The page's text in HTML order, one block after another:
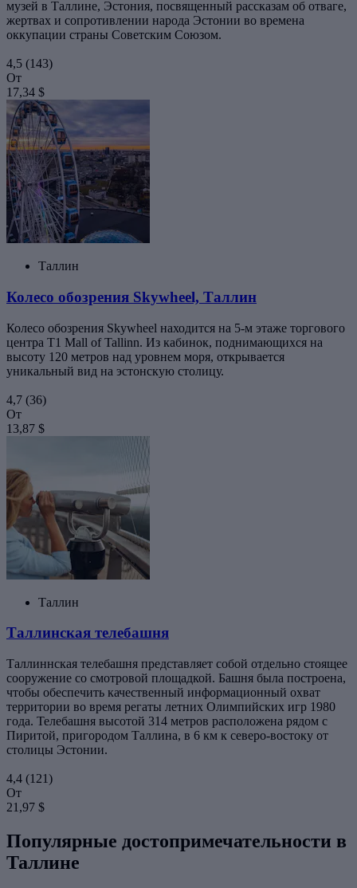
музей в Таллине, Эстония, посвященный рассказам об отваге,
жертвах и сопротивлении народа Эстонии во времена
оккупации страны Советским Союзом.
4,5 (143)
От
17,34 $
Таллин
Колесо обозрения Skywheel, Таллин
Колесо обозрения Skywheel находится на 5-м этаже торгового
центра T1 Mall of Tallinn. Из кабинок, поднимающихся на
высоту 120 метров над уровнем моря, открывается
уникальный вид на эстонскую столицу.
4,7 (36)
От
13,87 $
Таллин
Таллинская телебашня
Таллиннская телебашня представляет собой отдельно стоящее
сооружение со смотровой площадкой. Башня была построена,
чтобы обеспечить качественный информационный охват
территории во время регаты летних Олимпийских игр 1980
года. Телебашня высотой 314 метров расположена рядом с
Пиритой, пригородом Таллина, в 6 км к северо-востоку от
столицы Эстонии.
4,4 (121)
От
21,97 $
Популярные достопримечательности в
Таллине